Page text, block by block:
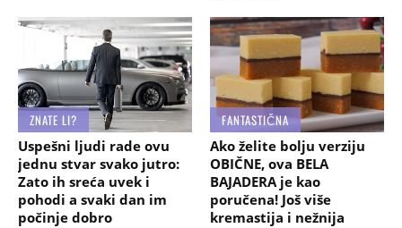
ZNATE LI?
Uspešni ljudi rade ovu
jednu stvar svako jutro:
Zato ih sreća uvek i
pohodi a svaki dan im
počinje dobro
FANTASTIČNA
Ako želite bolju verziju
OBIČNE, ova BELA
BAJADERA je kao
poručena! Još više
kremastija i nežnija